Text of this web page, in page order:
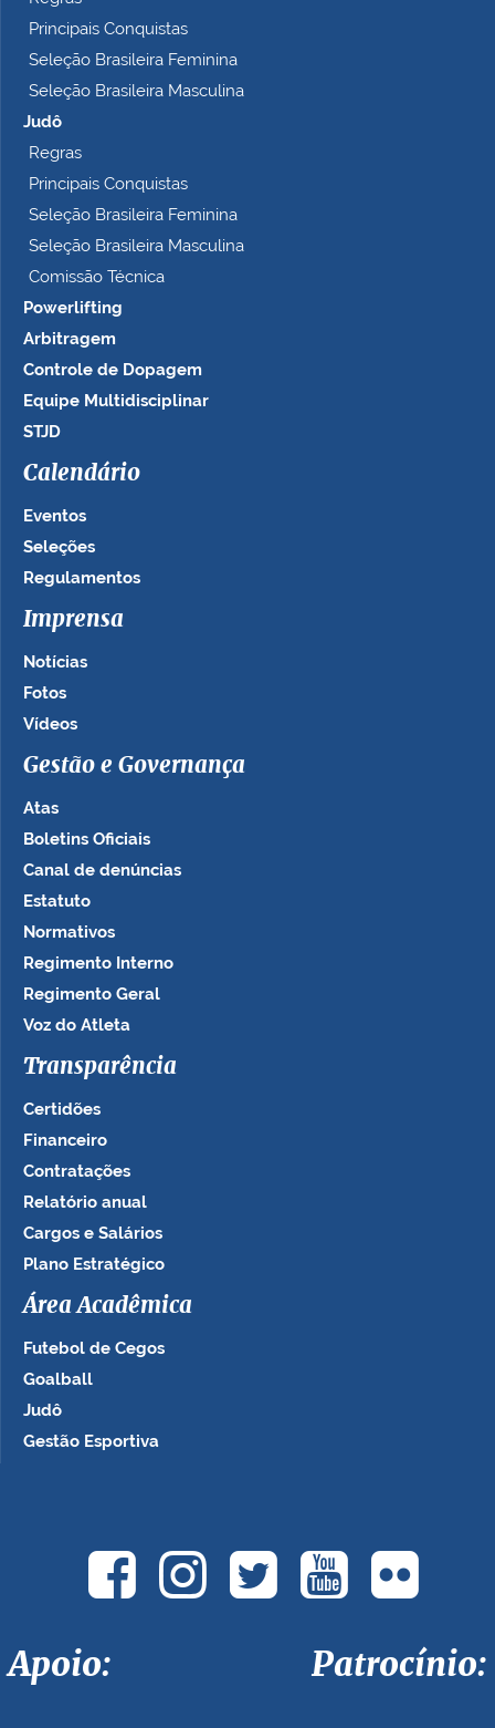
Principais Conquistas
Seleção Brasileira Feminina
Seleção Brasileira Masculina
Judô
Regras
Principais Conquistas
Seleção Brasileira Feminina
Seleção Brasileira Masculina
Comissão Técnica
Powerlifting
Arbitragem
Controle de Dopagem
Equipe Multidisciplinar
STJD
Calendário
Eventos
Seleções
Regulamentos
Imprensa
Notícias
Fotos
Vídeos
Gestão e Governança
Atas
Boletins Oficiais
Canal de denúncias
Estatuto
Normativos
Regimento Interno
Regimento Geral
Voz do Atleta
Transparência
Certidões
Financeiro
Contratações
Relatório anual
Cargos e Salários
Plano Estratégico
Área Acadêmica
Futebol de Cegos
Goalball
Judô
Gestão Esportiva
Apoio: Patrocínio: